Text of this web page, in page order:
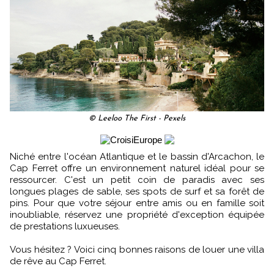
© Leeloo The First - Pexels
Niché entre l'océan Atlantique et le bassin d'Arcachon, le
Cap Ferret offre un environnement naturel idéal pour se
ressourcer. C'est un petit coin de paradis avec ses
longues plages de sable, ses spots de surf et sa forêt de
pins. Pour que votre séjour entre amis ou en famille soit
inoubliable, réservez une propriété d'exception équipée
de prestations luxueuses.
Vous hésitez ? Voici cinq bonnes raisons de louer une villa
de rêve au Cap Ferret.